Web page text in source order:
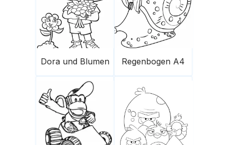
Dora und Blumen Regenbogen A4